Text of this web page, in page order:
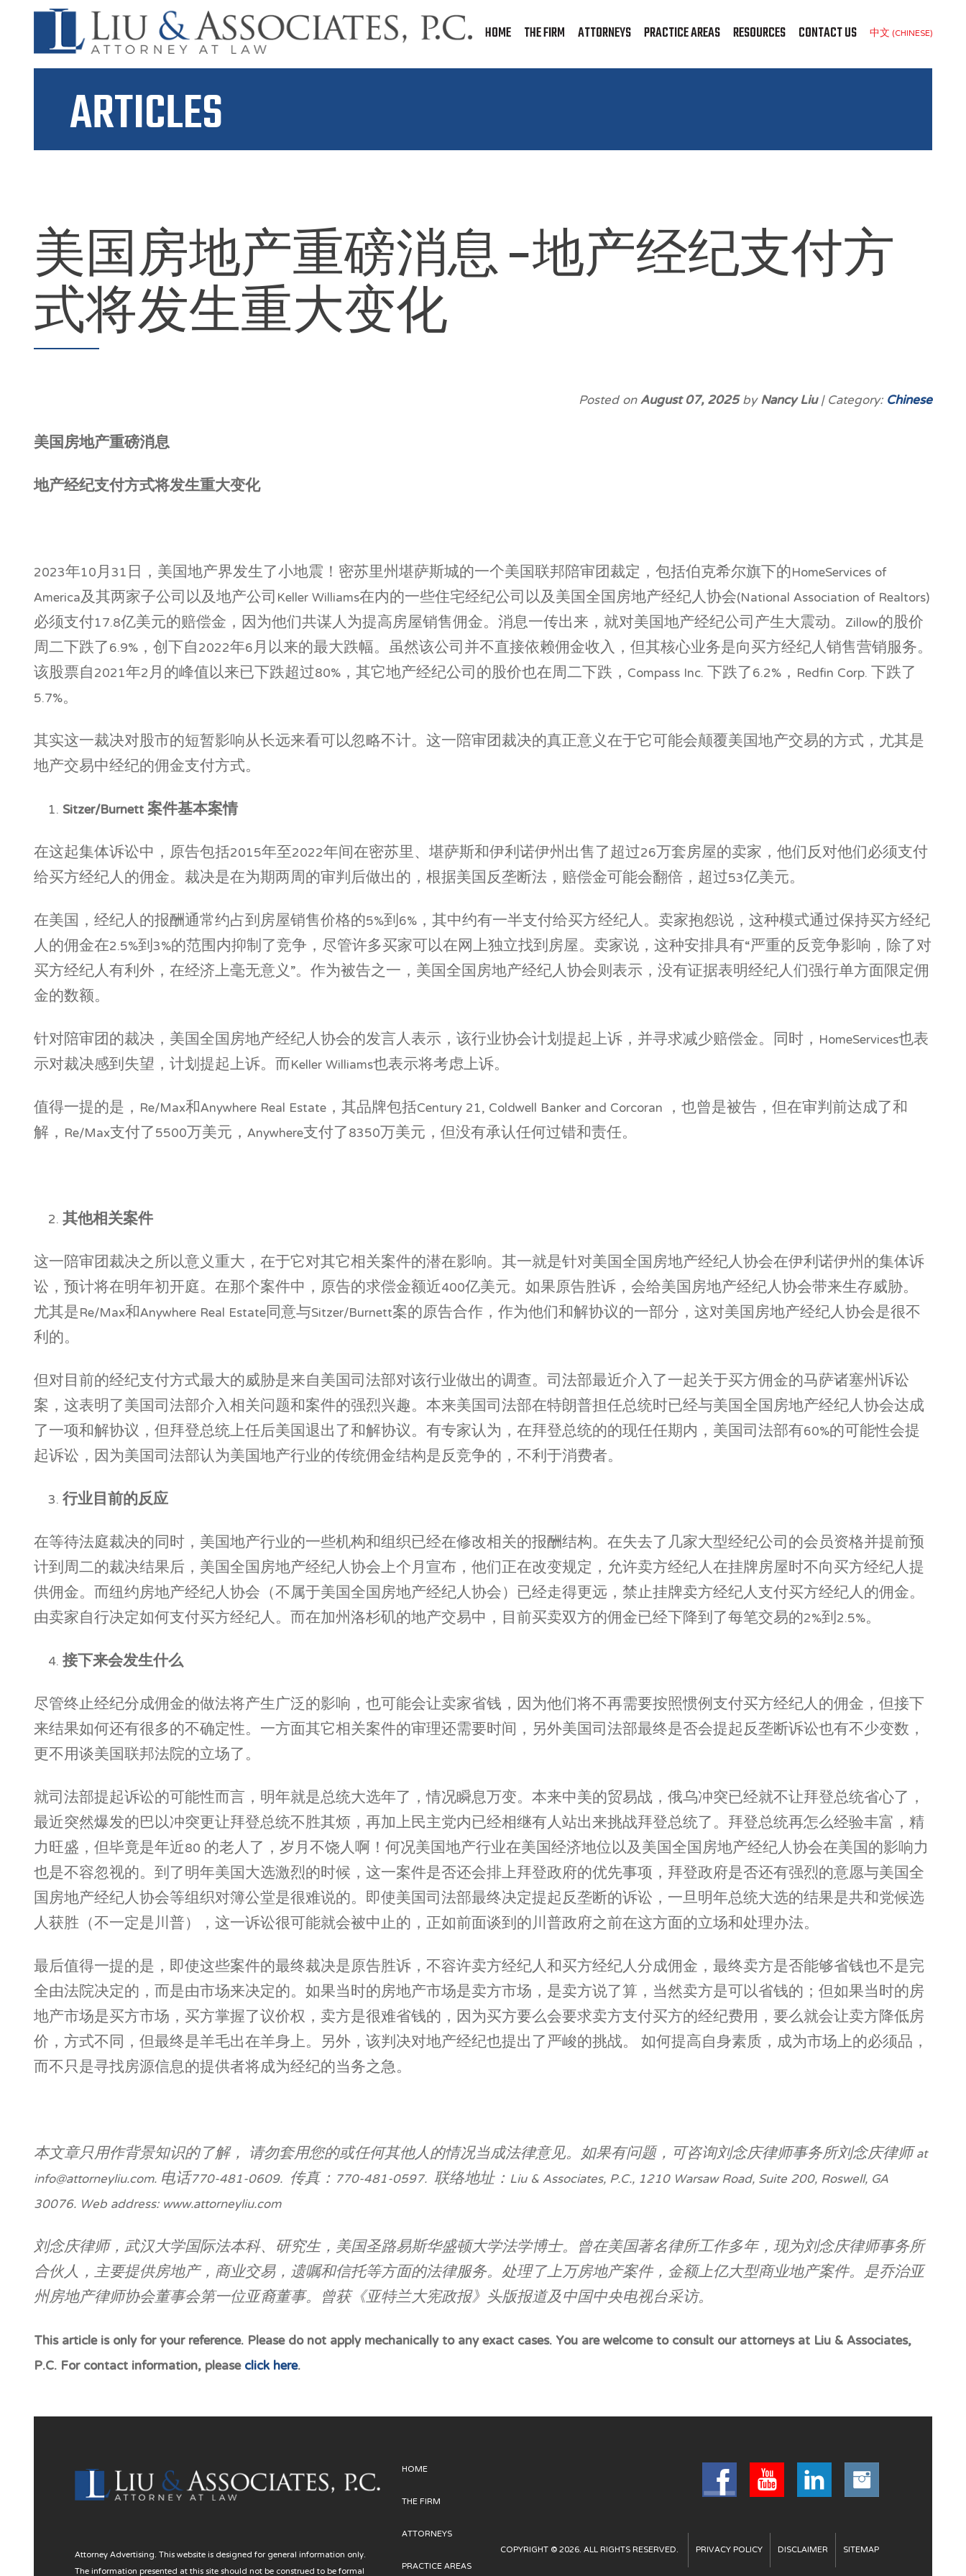
HOME THE FIRM ATTORNEYS PRACTICE AREAS RESOURCES CONTACT US 中文 (CHINESE)
ARTICLES
美国房地产重磅消息 –地产经纪支付方
式将发生重大变化
Posted onAugust 07, 2025byNancy Liu| Category:Chinese
美国房地产重磅消息
地产经纪支付方式将发生重大变化
2023年10月31日，美国地产界发生了小地震！密苏里州堪萨斯城的一个美国联邦陪审团裁定，包括伯克希尔旗下的HomeServices of
America及其两家子公司以及地产公司Keller Williams在内的一些住宅经纪公司以及美国全国房地产经纪人协会(National Association of Realtors)
必须支付17.8亿美元的赔偿金，因为他们共谋人为提高房屋销售佣金。消息一传出来，就对美国地产经纪公司产生大震动。Zillow的股价
周二下跌了6.9%，创下自2022年6月以来的最大跌幅。虽然该公司并不直接依赖佣金收入，但其核心业务是向买方经纪人销售营销服务。
该股票自2021年2月的峰值以来已下跌超过80%，其它地产经纪公司的股价也在周二下跌，Compass Inc. 下跌了6.2%，Redfin Corp. 下跌了
5.7%。
其实这一裁决对股市的短暂影响从长远来看可以忽略不计。这一陪审团裁决的真正意义在于它可能会颠覆美国地产交易的方式，尤其是
地产交易中经纪的佣金支付方式。
Sitzer/Burnett案件基本案情
在这起集体诉讼中，原告包括2015年至2022年间在密苏里、堪萨斯和伊利诺伊州出售了超过26万套房屋的卖家，他们反对他们必须支付
给买方经纪人的佣金。裁决是在为期两周的审判后做出的，根据美国反垄断法，赔偿金可能会翻倍，超过53亿美元。
在美国，经纪人的报酬通常约占到房屋销售价格的5%到6%，其中约有一半支付给买方经纪人。卖家抱怨说，这种模式通过保持买方经纪
人的佣金在2.5%到3%的范围内抑制了竞争，尽管许多买家可以在网上独立找到房屋。卖家说，这种安排具有“严重的反竞争影响，除了对
买方经纪人有利外，在经济上毫无意义”。作为被告之一，美国全国房地产经纪人协会则表示，没有证据表明经纪人们强行单方面限定佣
金的数额。
针对陪审团的裁决，美国全国房地产经纪人协会的发言人表示，该行业协会计划提起上诉，并寻求减少赔偿金。同时，HomeServices也表
示对裁决感到失望，计划提起上诉。而Keller Williams也表示将考虑上诉。
值得一提的是，Re/Max和Anywhere Real Estate，其品牌包括Century 21, Coldwell Banker and Corcoran ，也曾是被告，但在审判前达成了和
解，Re/Max支付了5500万美元，Anywhere支付了8350万美元，但没有承认任何过错和责任。
其他相关案件
这一陪审团裁决之所以意义重大，在于它对其它相关案件的潜在影响。其一就是针对美国全国房地产经纪人协会在伊利诺伊州的集体诉
讼，预计将在明年初开庭。在那个案件中，原告的求偿金额近400亿美元。如果原告胜诉，会给美国房地产经纪人协会带来生存威胁。
尤其是Re/Max和Anywhere Real Estate同意与Sitzer/Burnett案的原告合作，作为他们和解协议的一部分，这对美国房地产经纪人协会是很不
利的。
但对目前的经纪支付方式最大的威胁是来自美国司法部对该行业做出的调查。司法部最近介入了一起关于买方佣金的马萨诸塞州诉讼
案，这表明了美国司法部介入相关问题和案件的强烈兴趣。本来美国司法部在特朗普担任总统时已经与美国全国房地产经纪人协会达成
了一项和解协议，但拜登总统上任后美国退出了和解协议。有专家认为，在拜登总统的的现任任期内，美国司法部有60%的可能性会提
起诉讼，因为美国司法部认为美国地产行业的传统佣金结构是反竞争的，不利于消费者。
行业目前的反应
在等待法庭裁决的同时，美国地产行业的一些机构和组织已经在修改相关的报酬结构。在失去了几家大型经纪公司的会员资格并提前预
计到周二的裁决结果后，美国全国房地产经纪人协会上个月宣布，他们正在改变规定，允许卖方经纪人在挂牌房屋时不向买方经纪人提
供佣金。而纽约房地产经纪人协会（不属于美国全国房地产经纪人协会）已经走得更远，禁止挂牌卖方经纪人支付买方经纪人的佣金。
由卖家自行决定如何支付买方经纪人。而在加州洛杉矶的地产交易中，目前买卖双方的佣金已经下降到了每笔交易的2%到2.5%。
接下来会发生什么
尽管终止经纪分成佣金的做法将产生广泛的影响，也可能会让卖家省钱，因为他们将不再需要按照惯例支付买方经纪人的佣金，但接下
来结果如何还有很多的不确定性。一方面其它相关案件的审理还需要时间，另外美国司法部最终是否会提起反垄断诉讼也有不少变数，
更不用谈美国联邦法院的立场了。
就司法部提起诉讼的可能性而言，明年就是总统大选年了，情况瞬息万变。本来中美的贸易战，俄乌冲突已经就不让拜登总统省心了，
最近突然爆发的巴以冲突更让拜登总统不胜其烦，再加上民主党内已经相继有人站出来挑战拜登总统了。拜登总统再怎么经验丰富，精
力旺盛，但毕竟是年近80 的老人了，岁月不饶人啊！何况美国地产行业在美国经济地位以及美国全国房地产经纪人协会在美国的影响力
也是不容忽视的。到了明年美国大选激烈的时候，这一案件是否还会排上拜登政府的优先事项，拜登政府是否还有强烈的意愿与美国全
国房地产经纪人协会等组织对簿公堂是很难说的。即使美国司法部最终决定提起反垄断的诉讼，一旦明年总统大选的结果是共和党候选
人获胜（不一定是川普），这一诉讼很可能就会被中止的，正如前面谈到的川普政府之前在这方面的立场和处理办法。
最后值得一提的是，即使这些案件的最终裁决是原告胜诉，不容许卖方经纪人和买方经纪人分成佣金，最终卖方是否能够省钱也不是完
全由法院决定的，而是由市场来决定的。如果当时的房地产市场是卖方市场，是卖方说了算，当然卖方是可以省钱的；但如果当时的房
地产市场是买方市场，买方掌握了议价权，卖方是很难省钱的，因为买方要么会要求卖方支付买方的经纪费用，要么就会让卖方降低房
价，方式不同，但最终是羊毛出在羊身上。另外，该判决对地产经纪也提出了严峻的挑战。 如何提高自身素质，成为市场上的必须品，
而不只是寻找房源信息的提供者将成为经纪的当务之急。
本文章只用作背景知识的了解， 请勿套用您的或任何其他人的情况当成法律意见。如果有问题，可咨询刘念庆律师事务所刘念庆律师 at
info@attorneyliu.com.电话770-481-0609. 传真：770-481-0597. 联络地址：Liu & Associates, P.C., 1210 Warsaw Road, Suite 200, Roswell, GA
30076. Web address: www.attorneyliu.com
刘念庆律师，武汉大学国际法本科、研究生，美国圣路易斯华盛顿大学法学博士。曾在美国著名律所工作多年，现为刘念庆律师事务所
合伙人，主要提供房地产，商业交易，遗嘱和信托等方面的法律服务。处理了上万房地产案件，金额上亿大型商业地产案件。是乔治亚
州房地产律师协会董事会第一位亚裔董事。曾获《亚特兰大宪政报》头版报道及中国中央电视台采访。
This article is only for your reference. Please do not apply mechanically to any exact cases. You are welcome to consult our attorneys at Liu & Associates,
P.C. For contact information, pleaseclick here.
Attorney Advertising. This website is designed for general information only.
The information presented at this site should not be construed to be formal
HOME
THE FIRM
ATTORNEYS
PRACTICE AREAS
COPYRIGHT © 2026. ALL RIGHTS RESERVED. PRIVACY POLICY DISCLAIMER SITEMAP